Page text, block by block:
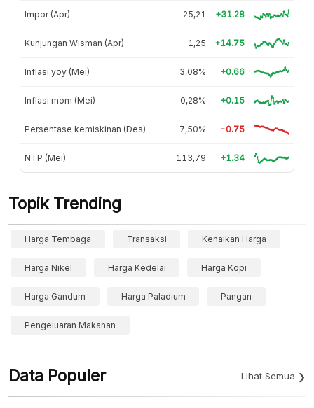
Impor (Apr) 25,21 +31.28
Kunjungan Wisman (Apr) 1,25 +14.75
Inflasi yoy (Mei) 3,08% +0.66
Inflasi mom (Mei) 0,28% +0.15
Persentase kemiskinan (Des) 7,50% -0.75
NTP (Mei) 113,79 +1.34
Topik Trending
Harga Tembaga Transaksi Kenaikan Harga
Harga Nikel Harga Kedelai Harga Kopi
Harga Gandum Harga Paladium Pangan
Pengeluaran Makanan
Data Populer Lihat Semua